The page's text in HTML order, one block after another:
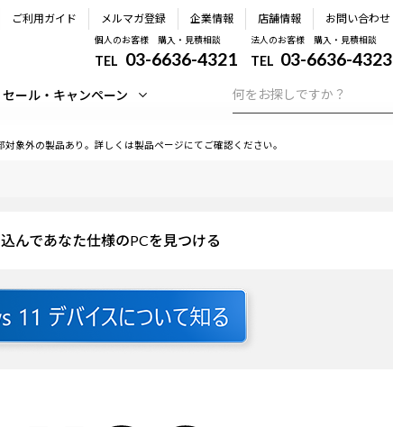
ご利用ガイド メルマガ登録 企業情報 店舗情報 お問い合わせ
個人のお客様 購入・見積相談
TEL 03-6636-4321
法人のお客様 購入・見積相談
TEL 03-6636-4323
セール・キャンペーン
対象外の製品あり。詳しくは製品ページにてご確認ください。
んであなた仕様のPCを見つける